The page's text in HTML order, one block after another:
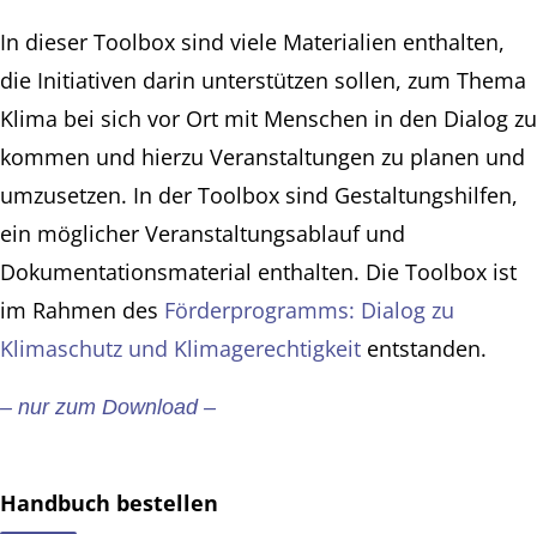
In dieser Toolbox sind viele Materialien enthalten,
die Initiativen darin unterstützen sollen, zum Thema
Klima bei sich vor Ort mit Menschen in den Dialog zu
kommen und hierzu Veranstaltungen zu planen und
umzusetzen. In der Toolbox sind Gestaltungshilfen,
ein möglicher Veranstaltungsablauf und
Dokumentationsmaterial enthalten. Die Toolbox ist
im Rahmen des Förderprogramms: Dialog zu
Klimaschutz und Klimagerechtigkeit entstanden.
– nur zum Download –
Handbuch bestellen